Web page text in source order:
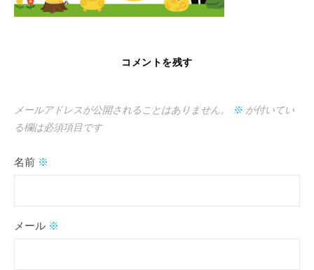
コメントを残す
メールアドレスが公開されることはありません。 ※が付いてい
る欄は必須項目です
名前 ※
メール ※